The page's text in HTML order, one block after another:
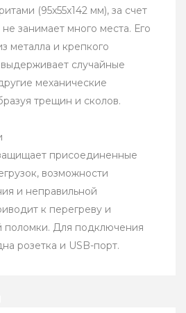
(95x55x142 мм), за счет
занимает много места. Его
металла и крепкого
случайные
механические
трещин и сколов.
присоединенные
возможности
и неправильной
к перегреву и
Для подключения
розетка и USB-порт.